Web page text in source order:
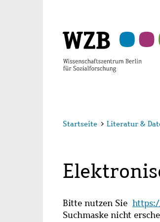
Startseite > Literatur &
Bitte nutzen Sie
Suchmaske nicht